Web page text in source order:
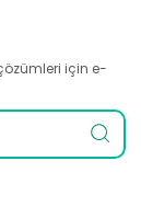
için e-